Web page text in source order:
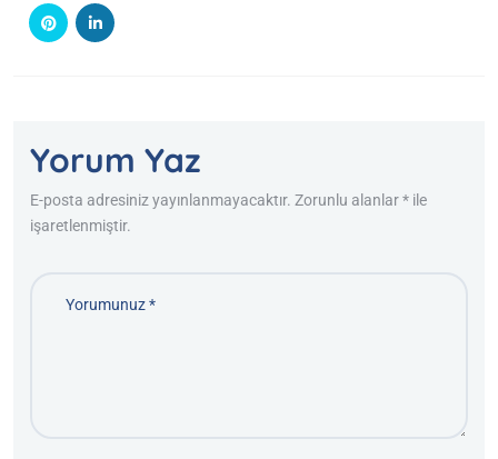
Yorum Yaz
E-posta adresiniz yayınlanmayacaktır. Zorunlu alanlar * ile
işaretlenmiştir.